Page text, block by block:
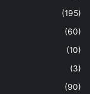
(195)
(60)
(10)
(3)
(90)